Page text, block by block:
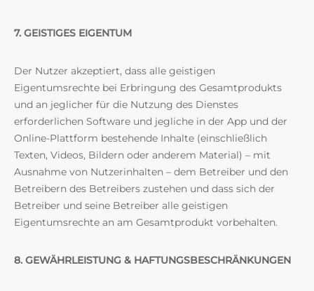
7. GEISTIGES EIGENTUM
Der Nutzer akzeptiert, dass alle geistigen
Eigentumsrechte bei Erbringung des Gesamtprodukts
und an jeglicher für die Nutzung des Dienstes
erforderlichen Software und jegliche in der App und der
Online-Plattform bestehende Inhalte (einschließlich
Texten, Videos, Bildern oder anderem Material) – mit
Ausnahme von Nutzerinhalten – dem Betreiber und den
Betreibern des Betreibers zustehen und dass sich der
Betreiber und seine Betreiber alle geistigen
Eigentumsrechte an am Gesamtprodukt vorbehalten.
8. GEWÄHRLEISTUNG & HAFTUNGSBESCHRÄNKUNGEN